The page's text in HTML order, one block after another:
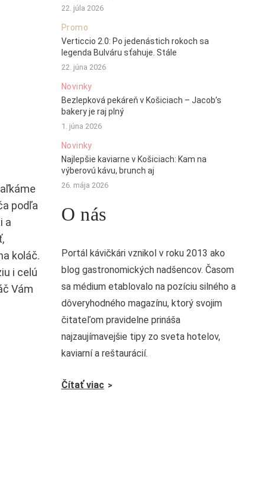
podľa
a
koláč.
i celú
Vám
22. júla 2026
Promo
Verticcio 2.0: Po jedenástich rokoch sa
legenda Bulváru sťahuje. Stále
22. júna 2026
Novinky
Bezlepková pekáreň v Košiciach – Jacob’s
bakery je raj plný
1. júna 2026
Novinky
Najlepšie kaviarne v Košiciach: Kam na
výberovú kávu, brunch aj
26. mája 2026
O nás
Portál kávičkári vznikol v roku 2013 ako
blog gastronomických nadšencov. Časom
sa médium etablovalo na pozíciu silného a
dôveryhodného magazínu, ktorý svojim
čitateľom pravidelne prináša
najzaujímavejšie tipy zo sveta hotelov,
kaviarní a reštaurácií.
Čítať viac